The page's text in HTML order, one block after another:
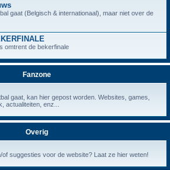
gaat (Belgisch & internationaal), maar niet over de
omtrent de bekerfinale
Fanzone
gaat, kan hier gepost worden. Websites, games,
actualiteiten, enz...
Overig
of suggesties voor de website? Laat ze hier weten!